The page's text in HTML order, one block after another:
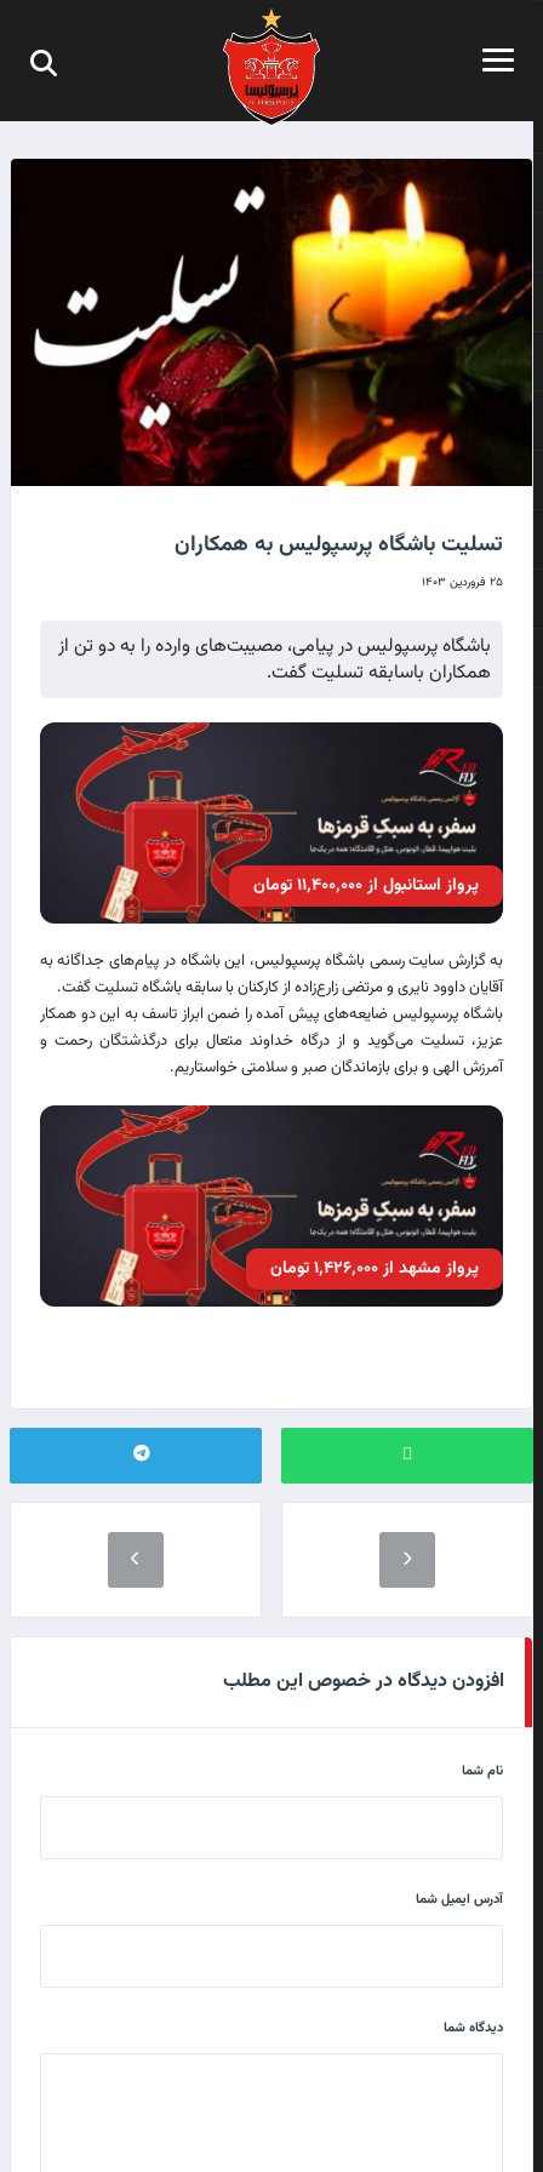
تسلیت باشگاه پرسپولیس به همکاران
۲۵ فروردین ۱۴۰۳
باشگاه پرسپولیس در پیامی، مصیبت‌های وارده را به دو تن از
همکاران باسابقه تسلیت گفت.
پرواز استانبول از ۱۱٬۴۰۰٬۰۰۰ تومان
به گزارش سایت رسمی باشگاه پرسپولیس، این باشگاه در پیام‌های جداگانه به
آقایان داوود نایری و مرتضی زارع‌زاده از کارکنان با سابقه باشگاه تسلیت گفت.
باشگاه پرسپولیس ضایعه‌های پیش آمده را ضمن ابراز تاسف به این دو همکار
عزیز، تسلیت می‌گوید و از درگاه خداوند متعال برای درگذشتگان رحمت و
آمرزش الهی و برای بازماندگان صبر و سلامتی خواستاریم.
پرواز مشهد از ۱٬۴۲۶٬۰۰۰ تومان
افزودن دیدگاه در خصوص این مطلب
نام شما
آدرس ایمیل شما
دیدگاه شما